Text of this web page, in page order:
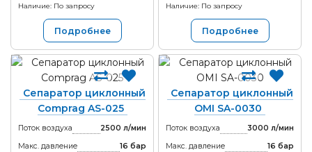
Наличие: По запросу
Подробнее
Наличие: По запросу
Подробнее
Сепаратор циклонный
Comprag AS-025
Поток воздуха
2500 л/мин
Макс. давление
16 бар
Сепаратор циклонный
OMI SA-0030
Поток воздуха
3000 л/мин
Макс. давление
16 бар